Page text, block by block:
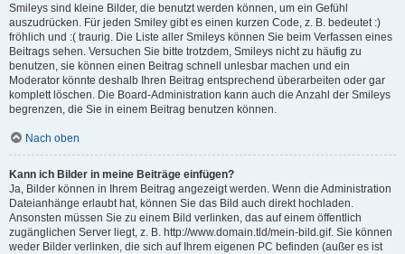
Smileys sind kleine Bilder, die benutzt werden können, um ein Gefühl
auszudrücken. Für jeden Smiley gibt es einen kurzen Code, z. B. bedeutet :)
fröhlich und :( traurig. Die Liste aller Smileys können Sie beim Verfassen eines
Beitrags sehen. Versuchen Sie bitte trotzdem, Smileys nicht zu häufig zu
benutzen, sie können einen Beitrag schnell unlesbar machen und ein
Moderator könnte deshalb Ihren Beitrag entsprechend überarbeiten oder gar
komplett löschen. Die Board-Administration kann auch die Anzahl der Smileys
begrenzen, die Sie in einem Beitrag benutzen können.
Nach oben
Kann ich Bilder in meine Beiträge einfügen?
Ja, Bilder können in Ihrem Beitrag angezeigt werden. Wenn die Administration
Dateianhänge erlaubt hat, können Sie das Bild auch direkt hochladen.
Ansonsten müssen Sie zu einem Bild verlinken, das auf einem öffentlich
zugänglichen Server liegt, z. B. http://www.domain.tld/mein-bild.gif. Sie können
weder Bilder verlinken, die sich auf Ihrem eigenen PC befinden (außer es ist